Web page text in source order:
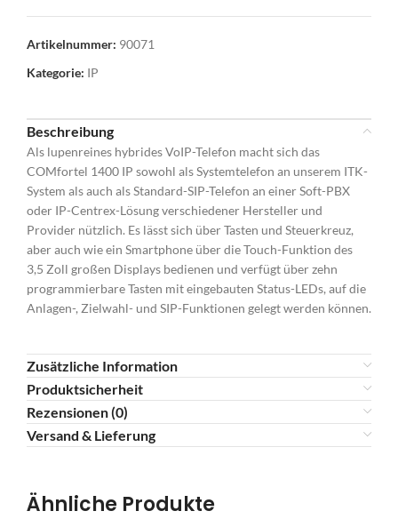
Artikelnummer: 90071
Kategorie: IP
Beschreibung
Als lupenreines hybrides VoIP-Telefon macht sich das
COMfortel 1400 IP sowohl als Systemtelefon an unserem ITK-
System als auch als Standard-SIP-Telefon an einer Soft-PBX
oder IP-Centrex-Lösung verschiedener Hersteller und
Provider nützlich. Es lässt sich über Tasten und Steuerkreuz,
aber auch wie ein Smartphone über die Touch-Funktion des
3,5 Zoll großen Displays bedienen und verfügt über zehn
programmierbare Tasten mit eingebauten Status-LEDs, auf die
Anlagen-, Zielwahl- und SIP-Funktionen gelegt werden können.
Zusätzliche Information
Produktsicherheit
Rezensionen (0)
Versand & Lieferung
Ähnliche Produkte